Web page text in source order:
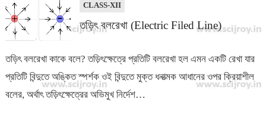
CLASS-XII
তড়িৎ বলরেখা (Electric Filed Line)
তড়িৎ বলরেখা কাকে বলে? তড়িৎক্ষেত্রে প্রতিটি বলরেখা হল এমন একটি রেখা যার
প্রতিটি বিন্দুতে অঙ্কিত স্পর্শক ওই বিন্দুতে মুক্ত ধনাত্মক আধানের ওপর ক্রিয়াশীল
বলের, অর্থাৎ তড়িৎক্ষেত্রের অভিমুখ নির্দেশ…